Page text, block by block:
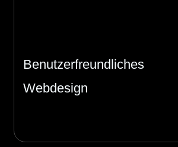
Benutzerfreundliches
Webdesign